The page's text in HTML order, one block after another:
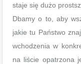
staje się dużo
Dbamy o to, aby
jakie tu Państwo
wchodzenia w
na liście opatrzona